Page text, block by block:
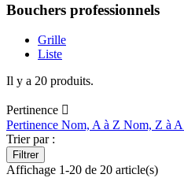
Bouchers professionnels
Grille
Liste
Il y a 20 produits.
Pertinence 
Pertinence Nom, A à Z Nom, Z à A
Trier par :
Filtrer
Affichage 1-20 de 20 article(s)